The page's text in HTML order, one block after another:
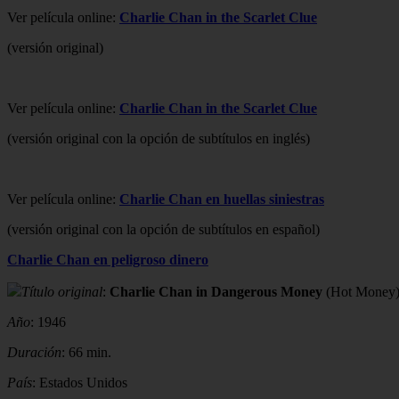
Ver película online: Charlie Chan in the Scarlet Clue
(versión original)
Ver película online: Charlie Chan in the Scarlet Clue
(versión original con la opción de subtítulos en inglés)
Ver película online: Charlie Chan en huellas siniestras
(versión original con la opción de subtítulos en español)
Charlie Chan en peligroso dinero
Título original: Charlie Chan in Dangerous Money (Hot Money)
Año: 1946
Duración: 66 min.
País: Estados Unidos